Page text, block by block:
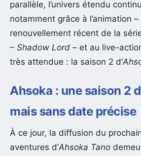
parallèle, l’univers étendu
notamment grâce à l’animation
renouvellement récent de la
– Shadow Lord – et au live-
très attendue : la saison 2 d’
Ahsoka : une saison 2
mais sans date précise
À ce jour, la diffusion du
aventures d’Ahsoka Tano